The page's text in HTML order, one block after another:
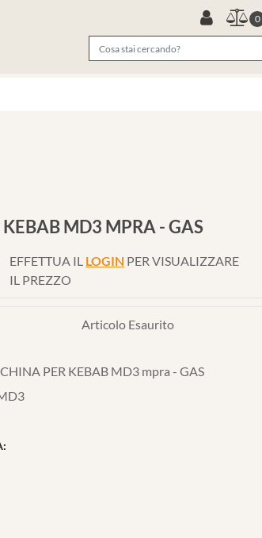
0
MD3 MPRA - GAS
EFFETTUA IL LOGIN PER VISUALIZZARE
IL PREZZO
Articolo Esaurito
PER KEBAB MD3 mpra - GAS